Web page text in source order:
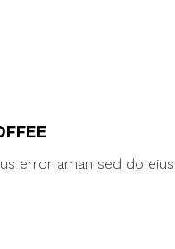
error aman sed do